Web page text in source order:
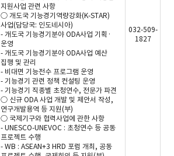
지원사업 관련 사항
○ 개도국 기능경기역량강화(K-STAR)
사업(담당국: 인도네시아)
- 개도국 기능경기분야 ODA사업 기획·
운영
- 개도국 기능경기분야 ODA사업 예산
집행 및 관리
- 비대면 기능전수 프로그램 운영
- 기능경기 관련 정책 컨설팅 운영
- 기능경기 직종별 초청연수, 전문가 파견
○ 신규 ODA 사업 개발 및 제안서 작성,
연구개발용역 등 지원(부)
○ 국제기구와 협력사업에 관한 사항
- UNESCO-UNEVOC : 초청연수 등 공동
프로젝트 수행
- WB : ASEAN+3 HRD 포럼 개최, 공동
032-509-
1827